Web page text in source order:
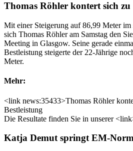
Thomas Röhler kontert sich zu
Mit einer Steigerung auf 86,99 Meter im
sich Thomas Röhler am Samstag den
Meeting in Glasgow. Seine gerade
Bestleistung steigerte der 22-Jährige
Meter.
Mehr:
<link news:35433>Thomas Röhler
Bestleistung
Die Resultate finden Sie in unserer
Katja Demut springt EM-